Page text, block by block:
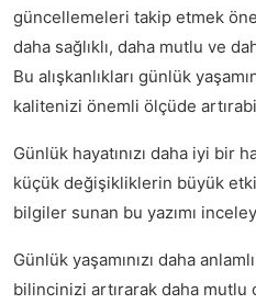
güncellemeleri takip etmek
daha sağlıklı, daha mutlu ve
Bu alışkanlıkları günlük
kalitenizi önemli ölçüde
Günlük hayatınızı daha iyi bir
küçük değişikliklerin büyük
bilgiler sunan bu yazımı
Günlük yaşamınızı daha
bilincinizi artırarak daha mutlu